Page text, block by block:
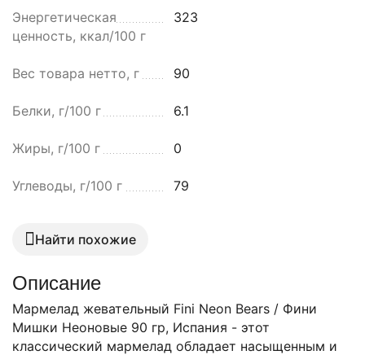
Энергетическая
ценность, ккал/100 г
323
Вес товара нетто, г 90
Белки, г/100 г 6.1
Жиры, г/100 г 0
Углеводы, г/100 г 79
Найти похожие
Описание
Мармелад жевательный Fini Neon Bears / Фини
Мишки Неоновые 90 гр, Испания - этот
классический мармелад обладает насыщенным и